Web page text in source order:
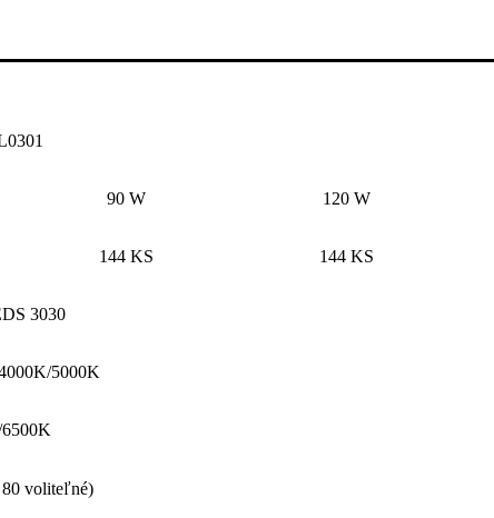
90 W 120 W
144 KS 144 KS
3030
5000K
voliteľné)